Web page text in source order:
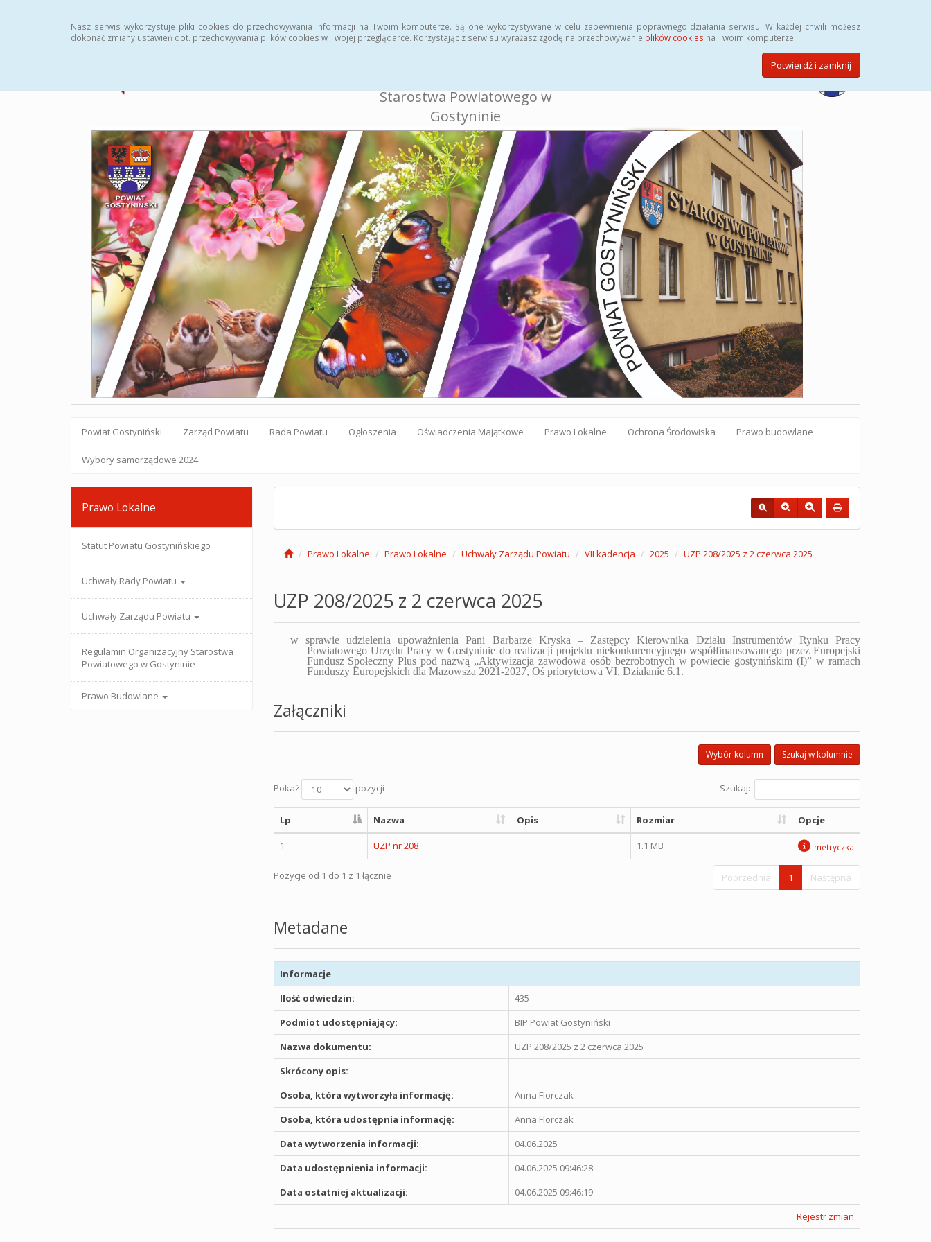
Nasz serwis wykorzystuje pliki cookies do przechowywania informacji na Twoim komputerze. Są one wykorzystywane w celu zapewnienia poprawnego działania serwisu. W każdej chwili możesz
dokonać zmiany ustawień dot. przechowywania plików cookies w Twojej przeglądarce. Korzystając z serwisu wyrażasz zgodę na przechowywanie plików cookies na Twoim komputerze.
Potwierdź i zamknij
Starostwa Powiatowego w
Gostyninie
Powiat Gostyniński Zarząd Powiatu Rada Powiatu Ogłoszenia Oświadczenia Majątkowe Prawo Lokalne Ochrona Środowiska Prawo budowlane
Wybory samorządowe 2024
Prawo Lokalne
Statut Powiatu Gostynińskiego
Uchwały Rady Powiatu
Uchwały Zarządu Powiatu
Regulamin Organizacyjny Starostwa
Powiatowego w Gostyninie
Prawo Budowlane
Prawo Lokalne Prawo Lokalne Uchwały Zarządu Powiatu VII kadencja 2025 UZP 208/2025 z 2 czerwca 2025
UZP 208/2025 z 2 czerwca 2025
w sprawieudzielenia upoważnieniaPani Barbarze Kryska –ZastępcyKierownika Działu Instrumentów Rynku Pracy
Powiatowego Urzędu Pracy w Gostyninie do realizacji projektu niekonkurencyjnego współfinansowanego przezEuropejski
Fundusz Społeczny Plus pod nazwą „Aktywizacja zawodowa osób bezrobotnych w powiecie gostynińskim (I)” w ramach
Funduszy Europejskich dla Mazowsza 2021-2027, Oś priorytetowa VI, Działanie 6.1.
Załączniki
Szukaj w kolumnie
Wybór kolumn
Pokaż pozycji Szukaj:
Lp Nazwa Opis Rozmiar Opcje
1 UZP nr 208 1.1 MB metryczka
Pozycje od 1 do 1 z 1 łącznie Poprzednia 1 Następna
Metadane
Informacje
Ilość odwiedzin:
435
Podmiot udostępniający:
BIP Powiat Gostyniński
Nazwa dokumentu:
UZP 208/2025 z 2 czerwca 2025
Skrócony opis:
Osoba, która wytworzyła informację:
Anna Florczak
Osoba, która udostępnia informację:
Anna Florczak
Data wytworzenia informacji:
04.06.2025
Data udostępnienia informacji:
04.06.2025 09:46:28
Data ostatniej aktualizacji:
04.06.2025 09:46:19
Rejestr zmian